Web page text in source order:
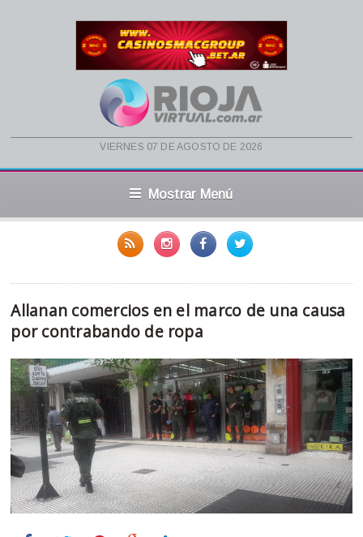
viernes 07 de agosto de 2026
Mostrar Menú
Allanan comercios en el marco de una causa
por contrabando de ropa